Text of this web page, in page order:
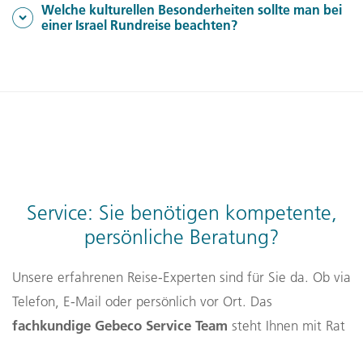
westlichen Standards. Eine
Welche kulturellen Besonderheiten sollte man bei
einer Israel Rundreise beachten?
Service: Sie benötigen kompetente,
persönliche Beratung?
Unsere erfahrenen Reise-Experten sind für Sie da. Ob via
Telefon, E-Mail oder persönlich vor Ort. Das
fachkundige Gebeco Service Team steht Ihnen mit Rat